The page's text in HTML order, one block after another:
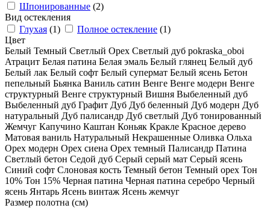
Шпонированные (2)
Вид остекления
Глухая (1) Полное остекление (1)
Цвет
Белый Темный Светлый Орех Светлый дуб pokraska_oboi
Атрацит Белая патина Белая эмаль Белый глянец Белый дуб
Белый лак Белый софт Белый супермат Белый ясень Бетон
пепельный Бьянка Ваниль сатин Венге Венге модерн Венге
структурный Венге структурный Вишня Выбеленный дуб
Выбеленный дуб Графит Дуб Дуб беленный Дуб модерн Дуб
натуральный Дуб палисандр Дуб светлый Дуб тонированный
Жемчуг Капучино Каштан Коньяк Кракле Красное дерево
Матовая ваниль Натуральный Некрашенные Оливка Ольха
Орех модерн Орех сиена Орех темный Палисандр Патина
Светлый бетон Седой дуб Серый серый мат Серый ясень
Синий софт Слоновая кость Темный бетон Темный орех Тон
10% Тон 15% Черная патина Черная патина серебро Черный
ясень Янтарь Ясень винтаж Ясень жемчуг
Размер полотна (см)